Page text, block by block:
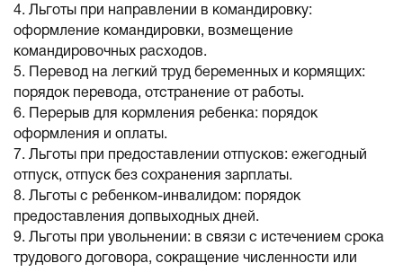
4. Льготы при направлении в командировку:
оформление командировки, возмещение
командировочных расходов.
5. Перевод на легкий труд беременных и кормящих:
порядок перевода, отстранение от работы.
6. Перерыв для кормления ребенка: порядок
оформления и оплаты.
7. Льготы при предоставлении отпусков: ежегодный
отпуск, отпуск без сохранения зарплаты.
8. Льготы с ребенком-инвалидом: порядок
предоставления допвыходных дней.
9. Льготы при увольнении: в связи с истечением срока
трудового договора, сокращение численности или